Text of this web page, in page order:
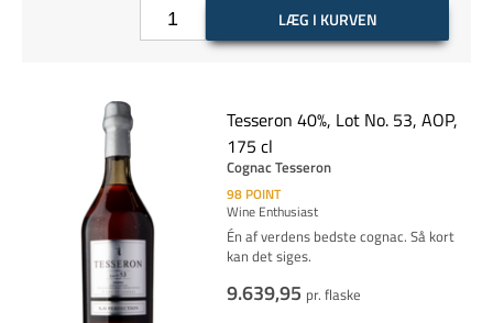
LÆG I KURVEN
Tesseron 40%, Lot No. 53, AOP,
175 cl
Cognac Tesseron
98 POINT
Wine Enthusiast
Én af verdens bedste cognac. Så kort
kan det siges.
9.639,95 pr. flaske